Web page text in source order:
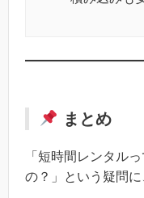
まとめ
「短時間レンタル
の？」という疑問に